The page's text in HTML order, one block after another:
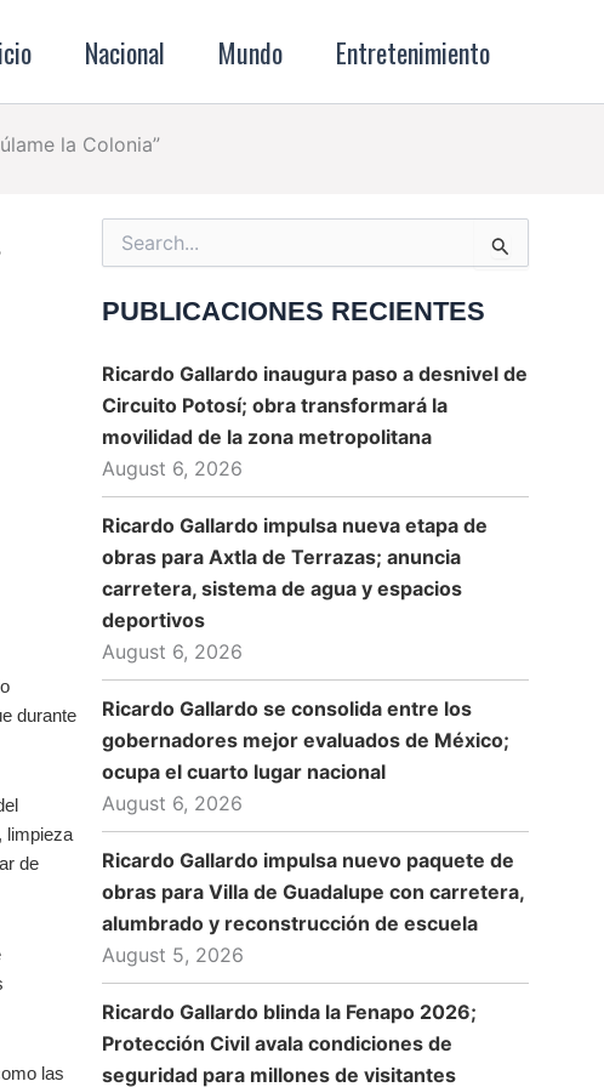
Nacional Mundo Entretenimiento
la Colonia”
durante
limpieza
de
las
Search
for:
PUBLICACIONES RECIENTES
Ricardo Gallardo inaugura paso a desnivel de
Circuito Potosí; obra transformará la
movilidad de la zona metropolitana
August 6, 2026
Ricardo Gallardo impulsa nueva etapa de
obras para Axtla de Terrazas; anuncia
carretera, sistema de agua y espacios
deportivos
August 6, 2026
Ricardo Gallardo se consolida entre los
gobernadores mejor evaluados de México;
ocupa el cuarto lugar nacional
August 6, 2026
Ricardo Gallardo impulsa nuevo paquete de
obras para Villa de Guadalupe con carretera,
alumbrado y reconstrucción de escuela
August 5, 2026
Ricardo Gallardo blinda la Fenapo 2026;
Protección Civil avala condiciones de
seguridad para millones de visitantes